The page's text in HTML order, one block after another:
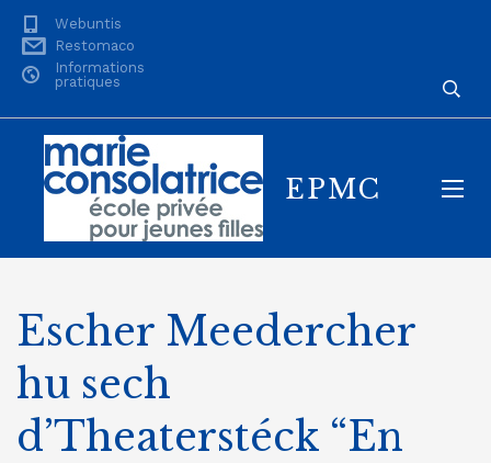
Webuntis
Restomaco
Informations
pratiques
EPMC
Escher Meedercher
hu sech
d’Theaterstéck “En